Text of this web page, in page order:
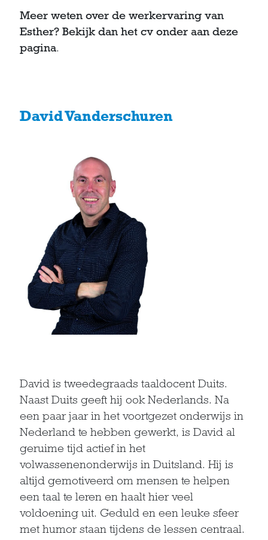
Meer weten over de werkervaring van
Esther? Bekijk dan het cv onder aan deze
pagina.
David Vanderschuren
David is tweedegraads taaldocent Duits.
Naast Duits geeft hij ook Nederlands. Na
een paar jaar in het voortgezet onderwijs in
Nederland te hebben gewerkt, is David al
geruime tijd actief in het
volwassenenonderwijs in Duitsland. Hij is
altijd gemotiveerd om mensen te helpen
een taal te leren en haalt hier veel
voldoening uit. Geduld en een leuke sfeer
met humor staan tijdens de lessen centraal.